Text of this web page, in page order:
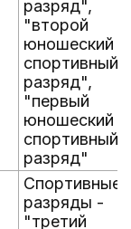
разряд",
"второй
юношеский
спортивный
разряд",
"первый
юношеский
спортивный
разряд"
Спортивные
разряды -
"третий